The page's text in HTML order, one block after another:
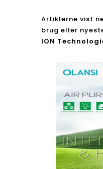
Artiklerne vist
brug eller
ION